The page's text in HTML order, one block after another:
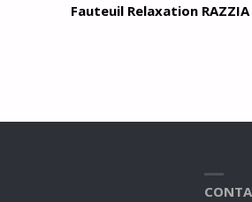
Fauteuil Relaxation RAZZIA